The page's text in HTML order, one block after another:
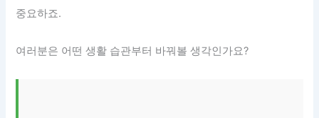
중요하죠.
여러분은 어떤 생활 습관부터 바꿔볼 생각인가요?